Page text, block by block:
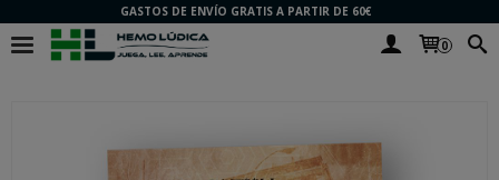
GASTOS DE ENVÍO GRATIS A PARTIR DE 60€
0